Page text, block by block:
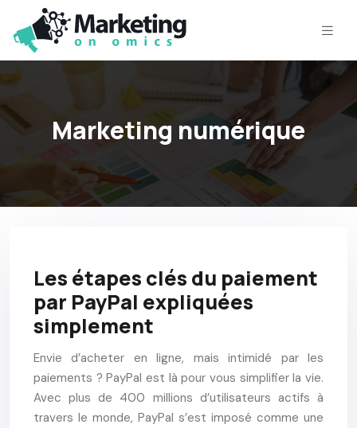
Marketing numérique
Les étapes clés du paiement
par PayPal expliquées
simplement
Envie d’acheter en ligne, mais intimidé par les
paiements ? PayPal est là pour vous simplifier la vie.
Avec plus de 400 millions d’utilisateurs actifs à
travers le monde, PayPal s’est imposé comme une